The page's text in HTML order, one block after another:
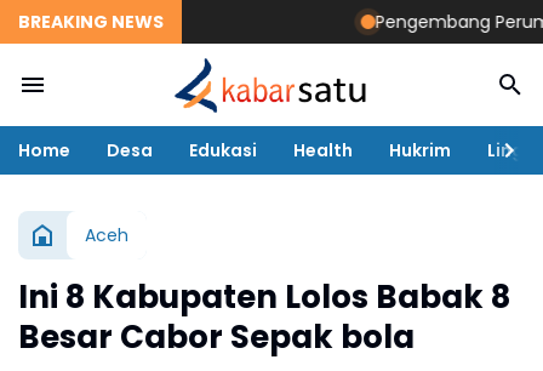
BREAKING NEWS Pengembang
Home Desa Edukasi Health Hukrim
Aceh
Ini 8 Kabupaten Lolos Babak 8
Besar Cabor Sepak bola